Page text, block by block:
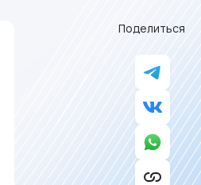
Поделиться